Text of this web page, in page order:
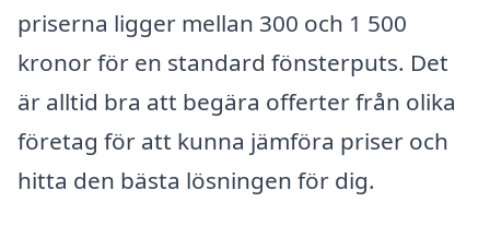
priserna ligger mellan 300 och 1 500
kronor för en standard fönsterputs. Det
är alltid bra att begära offerter från olika
företag för att kunna jämföra priser och
hitta den bästa lösningen för dig.